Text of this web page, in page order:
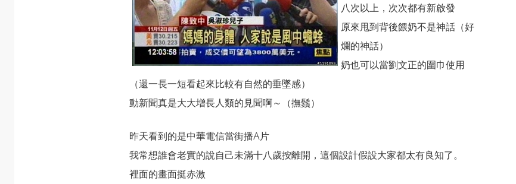
八次以上，次次都有新啟發
原來甩到背後餵奶不是神話（好
爛的神話）
奶也可以當劉文正的圍巾使用
（還一長一短看起來比較有自然的垂墜感）
動新聞真是大大增長人類的見聞啊～（撫鬚）
昨天看到的是中華電信當街播A片
我常想誰會老實的說自己未滿十八歲按離開，這個設計假設大家都太有良知了。
裡面的畫面挺赤激